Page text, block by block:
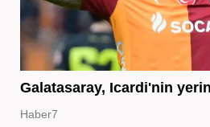
Galatasaray, Icardi'nin
Haber7